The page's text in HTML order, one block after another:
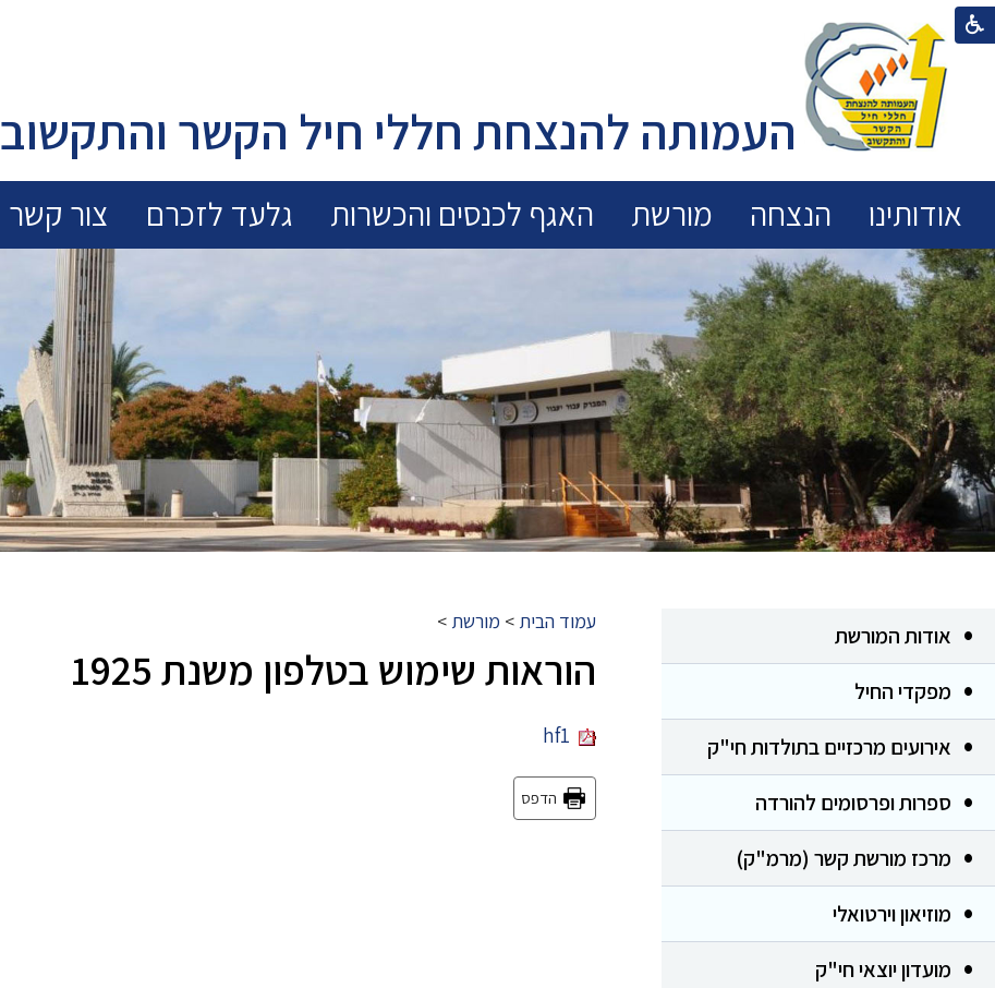
העמותה להנצחת חללי חיל הקשר והתקשוב
אודותינו הנצחה מורשת האגף לכנסים והכשרות גלעד לזכרם צור קשר
אודות המורשת
מפקדי החיל
אירועים מרכזיים בתולדות חי"ק
ספרות ופרסומים להורדה
מרכז מורשת קשר (מרמ"ק)
מוזיאון וירטואלי
מועדון יוצאי חי"ק
עמוד הבית > מורשת >
הוראות שימוש בטלפון משנת 1925
hf1
הדפס